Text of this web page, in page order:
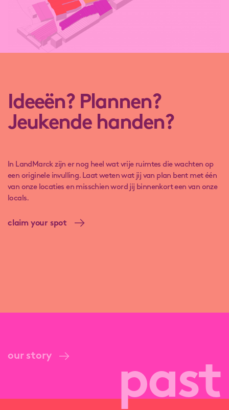
Ideeën? Plannen?
Jeukende handen?
In LandMarck zijn er nog heel wat vrije ruimtes die wachten op
een originele invulling. Laat weten wat jij van plan bent met één
van onze locaties en misschien word jij binnenkort een van onze
locals.
claim your spot
our story
past